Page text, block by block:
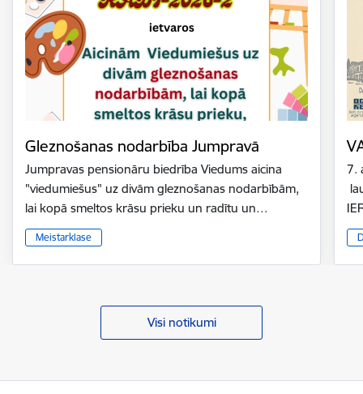
Gleznošanas nodarbība Jumpravā
Jumpravas pensionāru biedrība Viedums aicina
"viedumiešus" uz divām gleznošanas nodarbībām,
lai kopā smeltos krāsu prieku un radītu un…
Meistarklase
7.
Visi notikumi